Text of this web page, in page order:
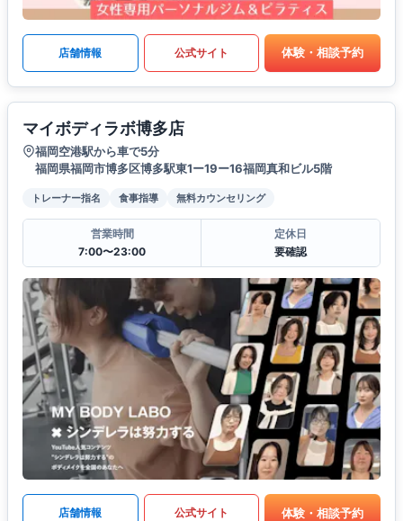
店舗情報 公式サイト 体験・相談予約
マイボディラボ博多店
福岡空港駅から車で5分
福岡県福岡市博多区博多駅東1ー19ー16福岡真和ビル5階
トレーナー指名 食事指導 無料カウンセリング
営業時間
7:00〜23:00
定休日
要確認
店舗情報 公式サイト 体験・相談予約